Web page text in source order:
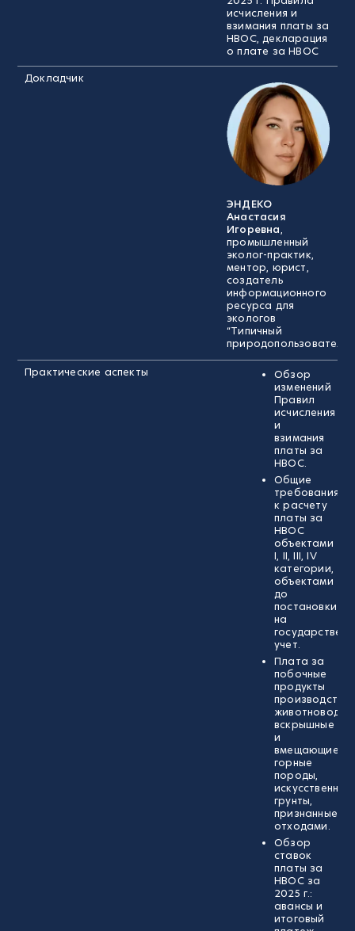
исчисления и
взимания платы за
НВОС, декларация
о плате за НВОС
Докладчик
ЭНДЕКО
Анастасия
Игоревна,
промышленный
эколог-практик,
ментор, юрист,
создатель
информационного
ресурса для
экологов
“Типичный
природопользователь”
Практические аспекты
Обзор
изменений
Правил
исчисления
и
взимания
платы за
НВОС.
Общие
требования
к расчету
платы за
НВОС
объектами
I, II, III, IV
категории,
объектами
до
постановки
на
учет.
Плата за
побочные
продукты
производства,
вскрышные
и
вмещающие
горные
породы,
искусственные
грунты,
признанные
отходами.
Обзор
ставок
платы за
НВОС за
2025 г.:
авансы и
итоговый